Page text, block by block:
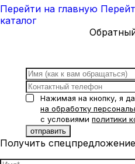
Перейти на главную
каталог
Нажимая на кнопку, я
на обработку
с условиями политики
Получить спецпредложение